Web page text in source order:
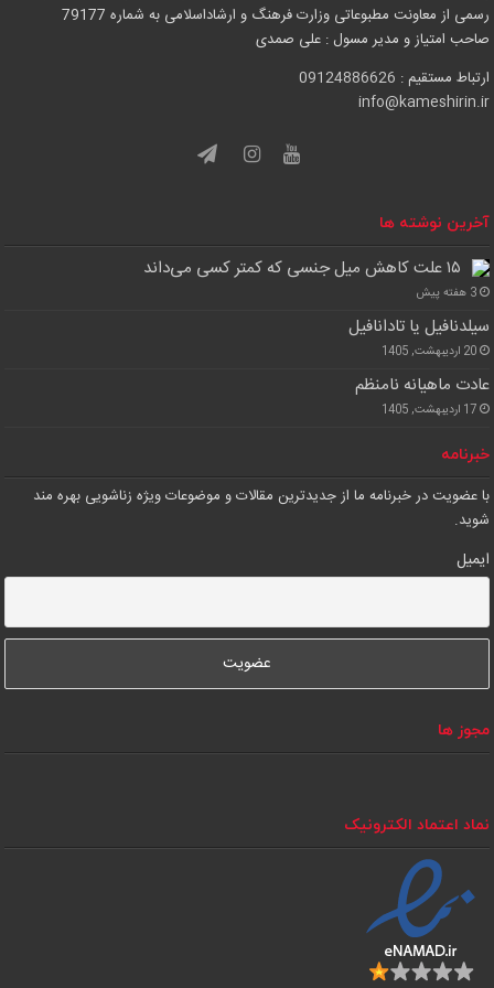
مرداد ۲۳
جمعه 37°
رسمی از معاونت مطبوعاتی وزارت فرهنگ و ارشاداسلامی به شماره 79177
صاحب امتیاز و مدیر مسول : علی صمدی
ارتباط مستقیم : 09124886626
info@kameshirin.ir
آخرین نوشته ها
۱۵ علت کاهش میل جنسی که کمتر کسی می‌داند
3 هفته پیش
سیلدنافیل یا تادانافیل
20 اردیبهشت, 1405
عادت ماهیانه نامنظم
17 اردیبهشت, 1405
خبرنامه
با عضویت در خبرنامه ما از جدیدترین مقالات و موضوعات ویژه زناشویی بهره مند
شوید.
ایمیل
مجوز ها
نماد اعتماد الکترونیک